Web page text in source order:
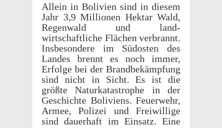
Allein in Bolivien sind in diesem
Jahr 3,9 Millio­nen Hektar Wald,
Regen­wald und land­
wirtschaftliche Flächen verbrannt.
Insbeson­dere im Südosten des
Landes brennt es noch immer,
Erfolge bei der Brand­bekämp­fung
sind nicht in Sicht. Es ist die
größte Naturkatas­tro­phe in der
Geschichte Boliviens. Feuer­wehr,
Armee, Polizei und Frei­willige
sind dauer­haft im Einsatz. Eine